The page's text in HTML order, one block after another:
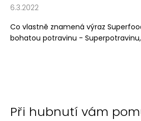
6.3.2022
Co vlastně znamená výraz
bohatou potravinu -
Při hubnutí vám